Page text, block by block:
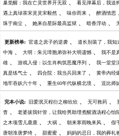
巢觉醒：我在亡灵世界开无双 、 看见弹幕后，我送
遇上真绿茶宋灵灵宋毅然 、 味你而来 、 醉酒情思
珠于南尘 、 她来自星际最高监狱 、 暗香浮动 、
更新榜单: 官道之庶子的逆袭 、 道长别装了，我知
中海 、 大明：朱元璋胞弟弥补大明遗憾 、 我不是
雄 、 游戏入侵：以生肖构筑恶魔序列 、 我一堂堂
真是练气士 、 四合院：我当兵回来了 、 黄帝内经
地牢吞妖六十年 、 重生60年代纵横北境 、 逗比师
完本小说: 旧爱泯灭程衍之柳欣欣 、 无可救药 、
杳 、 老婆拔我针管，让我给男助理煮醒酒汤程心怡
之木项雪儿鹿鹿 、 大祸 、 朝来寒雨晚来风 、 假
唐朝淮唐梦绮 、 甜蜜蜜 、 妈妈的忌日，我的葬礼